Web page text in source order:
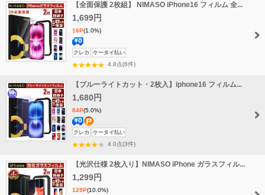
【全面保護 2枚組】 NIMASO iPhone16 フィルム 全...
1,699円
16P(1.0%)
送
料
料
クレカ ケータイ払い
4.8点(6件)
【ブルーライトカット・2枚入】iphone16 フィルム...
1,680円
84P(5.0%)
送
料
料
ポ
イ
ト
増
量
クレカ ケータイ払い
4.0点(3件)
【光沢仕様 2枚入り】NIMASO iPhone ガラスフィル...
1,299円
129P(10.0%)